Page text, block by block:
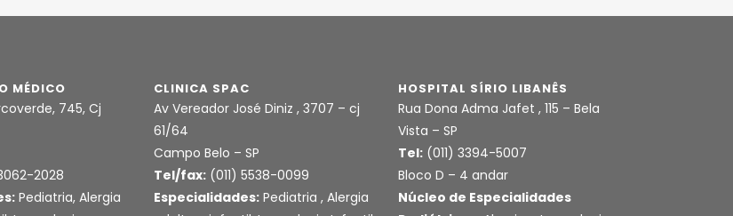
MÉDICO
745, Cj
2028
Pediatria, Alergia
CLINICA SPAC
Av Vereador José Diniz , 3707 – cj
61/64
Campo Belo – SP
Tel/fax: (011) 5538-0099
Especialidades: Pediatria , Alergia
HOSPITAL SÍRIO LIBANÊS
Rua Dona Adma Jafet , 115 – Bela
Vista – SP
Tel: (011) 3394-5007
Bloco D – 4 andar
Núcleo de Especialidades